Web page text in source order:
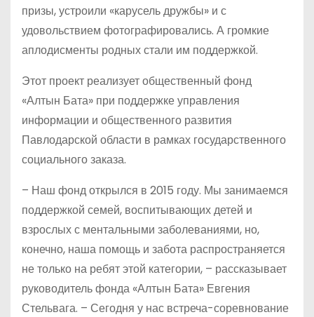
призы, устроили «карусель дружбы» и с
удовольствием фотографировались. А громкие
аплодисменты родных стали им поддержкой.
Этот проект реализует общественный фонд
«Алтын Бата» при поддержке управления
информации и общественного развития
Павлодарской области в рамках государственного
социального заказа.
– Наш фонд открылся в 2015 году. Мы занимаемся
поддержкой семей, воспитывающих детей и
взрослых с ментальными заболеваниями, но,
конечно, наша помощь и забота распространяется
не только на ребят этой категории, – рассказывает
руководитель фонда «Алтын Бата» Евгения
Стельвага. – Сегодня у нас встреча-соревнование